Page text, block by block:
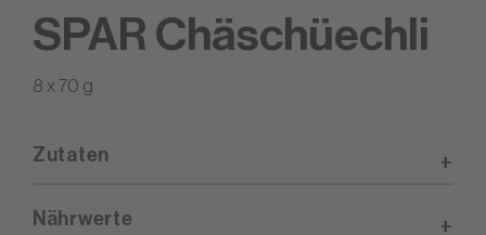
SPAR Chäschüechli
8 x 70 g
Zutaten
Nährwerte